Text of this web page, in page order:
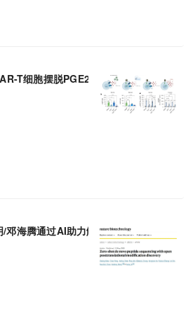
T细胞摆脱PGE2束缚，小鼠及人类样本
海腾通过AI助力解读黑暗蛋白质组，零